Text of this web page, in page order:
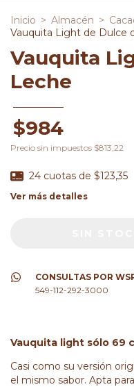
Inicio > Almacén >
Vauquita Light de Dulce
Vauquita
Leche
$984
Precio sin impuestos $813,22
24 cuotas de $123,35
Ver más detalles
CONSULTAS POR
549-112-292-3000
Vauquita light sólo 69
Casi como su versión
el mismo sabor. Apta